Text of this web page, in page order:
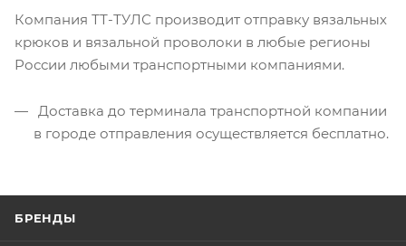
Компания ТТ-ТУЛС производит отправку вязальных
крюков и вязальной проволоки в любые регионы
России любыми транспортными компаниями.
Доставка до терминала транспортной компании
в городе отправления осуществляется бесплатно.
БРЕНДЫ